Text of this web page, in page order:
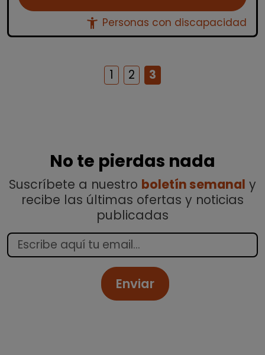
accessibility_new Personas con discapacidad
1 2 3
No te pierdas nada
Suscríbete a nuestro boletín semanal y
recibe las últimas ofertas y noticias
publicadas
Enviar